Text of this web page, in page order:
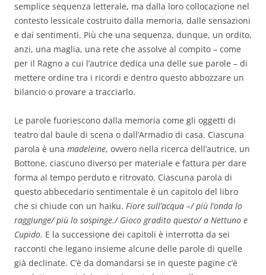
semplice sequenza letterale, ma dalla loro collocazione nel
contesto lessicale costruito dalla memoria, dalle sensazioni
e dai sentimenti. Più che una sequenza, dunque, un ordito,
anzi, una maglia, una rete che assolve al compito – come
per il Ragno a cui l’autrice dedica una delle sue parole – di
mettere ordine tra i ricordi e dentro questo abbozzare un
bilancio o provare a tracciarlo.
Le parole fuoriescono dalla memoria come gli oggetti di
teatro dal baule di scena o dall’Armadio di casa. Ciascuna
parola è una madeleine, ovvero nella ricerca dell’autrice, un
Bottone, ciascuno diverso per materiale e fattura per dare
forma al tempo perduto e ritrovato. Ciascuna parola di
questo abbecedario sentimentale è un capitolo del libro
che si chiude con un haiku. Fiore sull’acqua –/ più l’onda lo
raggiunge/ più lo sospinge./ Gioco gradito questo/ a Nettuno e
Cupido. E la successione dei capitoli è interrotta da sei
racconti che legano insieme alcune delle parole di quelle
già declinate. C’è da domandarsi se in queste pagine c’è